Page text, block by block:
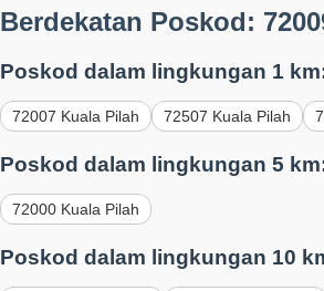
Berdekatan Poskod:
Poskod dalam lingkungan 1
72007 Kuala Pilah 72507 Kuala Pilah
Poskod dalam lingkungan 5
72000 Kuala Pilah
Poskod dalam lingkungan 10